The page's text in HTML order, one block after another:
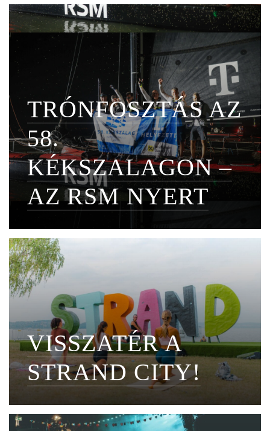
TRÓNFOSZTÁS AZ
58.
KÉKSZALAGON –
AZ RSM NYERT
VISSZATÉR A
STRAND CITY!